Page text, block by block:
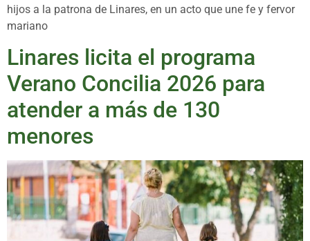
hijos a la patrona de Linares, en un acto que une fe y fervor
mariano
Linares licita el programa
Verano Concilia 2026 para
atender a más de 130
menores